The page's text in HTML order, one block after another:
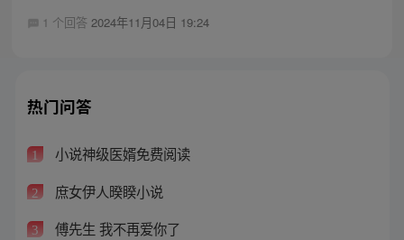
1 个回答 2024年11月04日 19:24
热门问答
1 小说神级医婿免费阅读
2 庶女伊人暌睽小说
3 傅先生 我不再爱你了